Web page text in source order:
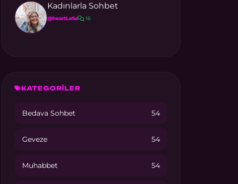
Kadınlarla Sohbet
@heartLeSs 16
KATEGORİLER
Bedava Sohbet 54
Geveze 54
Muhabbet 54